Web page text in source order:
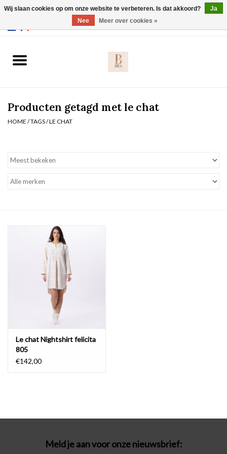
Slip
Nachtmode
Lingerie-accessoires
Cadeaubonnen
Producten getagd met le chat
HOME /TAGS/LE CHAT
Le chat Nightshirt felicita
805
€142,00
Meld je aan voor onze nieuwsbrief:
Wij slaan cookies op om onze website te verbeteren. Is dat akkoord?
Ja
Nee
Meer over cookies »
Webshop werkt met EU maten. .